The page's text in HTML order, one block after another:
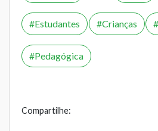
Estudantes Crianças
Pedagógica
Compartilhe: